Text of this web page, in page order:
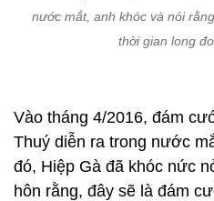
nước mắt, anh khóc và nói
thời gian long
Vào tháng 4/2016, đám
Thuý diễn ra trong nước
đó, Hiệp Gà đã khóc nức
hôn rằng, đây sẽ là đám